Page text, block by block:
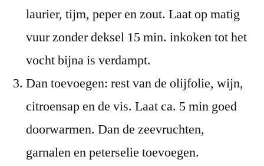
laurier, tijm, peper en zout. Laat op matig
vuur zonder deksel 15 min. inkoken tot het
vocht bijna is verdampt.
Dan toevoegen: rest van de olijfolie, wijn,
citroensap en de vis. Laat ca. 5 min goed
doorwarmen. Dan de zeevruchten,
garnalen en peterselie toevoegen.